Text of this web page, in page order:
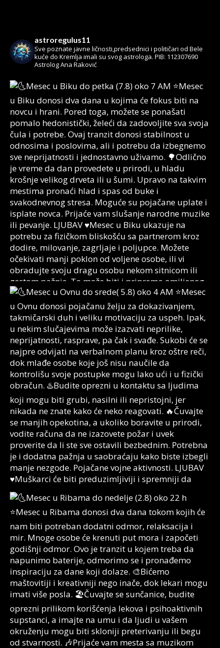
astroregulus11
Sve poznate javne ličnosti,predsednici i političari od Bele
kuće do Kremlja imali su svog astrologa. PIB: 112307690
Astrolog Ana Raković